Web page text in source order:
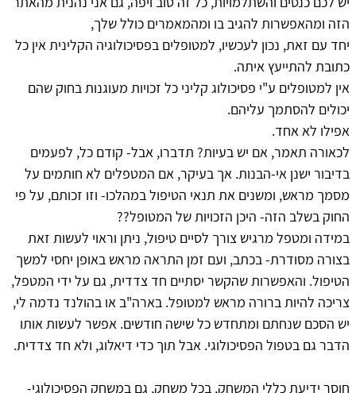
הזה ומהאפשרות להגיב בו ומהמאמרים כולל שלך,
יחד עם זאת, נכון לעכשיו, למטופלים בפסיכולוגיה הקלינית אין כל
כתובת להתייעץ איתה.
אין למטופלים ע"י פסיכולוג קליני כל זכויות מעוגנות בחוק שהם
יכולים להסתמך עליהם.
אפילו לא אחד.
לכאורה תאמר, אם יש בעיות? תדברו, אבל- קודם כל, לפעמים
בדיבור ישנן אי-הבנות. אך בעיקר, אם המטפלים לא חותמים על
מסמך מראש, ומשנים את תנאי הטיפול במהלכו- וזו זכותם, על פי
החוק בשלב הזה- היכן הזכויות של המטופל??
במידה ומטפל מרגיש צורך לסיים טיפול, ניתן וראוי לעשות זאת
בצורה מסודרת- בכתב, ועם זמן התראה מראש באופן יחסי למשך
הטיפול. והאפשרות שהקשר יסתיים חד צדדית, גם על ידי המטפל,
צריכה להיות ברורה מראש למטופל. בארה"ב או בהולנד נדמה לי,
יש הסכם שנחתם ומתחדש כל שישה חודשים. אפשר לעשות אותו
הדבר גם בטפול הפסיכולוגי. אבל תוך כדי דיאלוג, ולא חד צדדית.
חוסר ידיעת כללי המשחק, בכל משחק, גם במשחק הפסיכולוגי-